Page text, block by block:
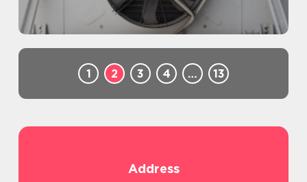
1 2 3 4 … 13
Address